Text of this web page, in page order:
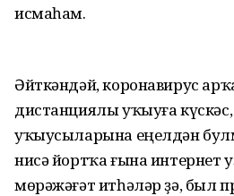
исмаһам.
Әйткәндәй, коронавирус
дистанциялы уҡыуға күскәс,
уҡыусыларына еңелдән
нисә йортҡа ғына интернет
мөрәжәғәт итһәләр ҙә, был